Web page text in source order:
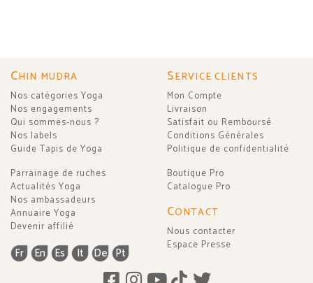
CHIN MUDRA
Nos catégories Yoga
Nos engagements
Qui sommes-nous ?
Nos labels
Guide Tapis de Yoga
Parrainage de ruches
Actualités Yoga
Nos ambassadeurs
Annuaire Yoga
Devenir affilié
Fr En Es It De Pt
SERVICE CLIENTS
Mon Compte
Livraison
Satisfait ou Remboursé
Conditions Générales
Politique de confidentialité
Boutique Pro
Catalogue Pro
CONTACT
Nous contacter
Espace Presse